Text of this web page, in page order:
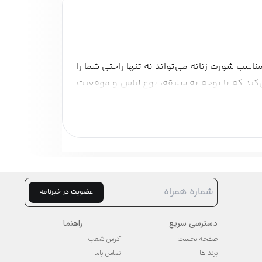
شورت زنانه می‌تواند نه تنها راحتی شما را
که با توجه به سلیقه، نوع لباس و موقعیت
موجود است و جلوه‌ای زیبا و کاربردی به
عضویت در خبرنامه
دسترسی سریع
صفحه نخست
برند ها
راهنما
آدرس شعب
تماس باما